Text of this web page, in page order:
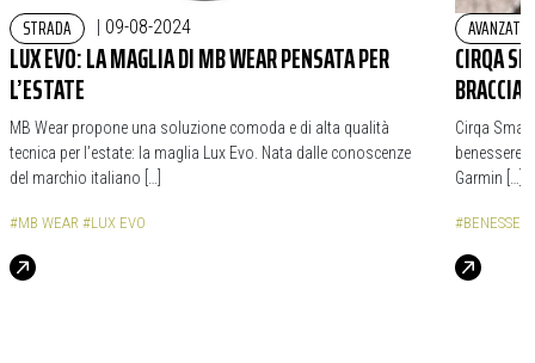
STRADA | 09-08-2024
LUX EVO: LA MAGLIA DI MB WEAR PENSATA PER
L’ESTATE
MB Wear propone una soluzione comoda e di alta qualità
tecnica per l’estate: la maglia Lux Evo. Nata dalle conoscenze
del marchio italiano […]
#MB WEAR #LUX EVO
AVANZATO
CIRQA
Cirqa
benessere.
Garmin […]